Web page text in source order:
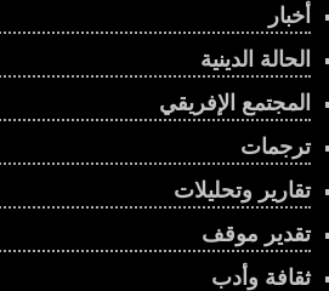
أخبار
الحالة الدينية
المجتمع الإفريقي
ترجمات
تقارير وتحليلات
تقدير موقف
ثقافة وأدب